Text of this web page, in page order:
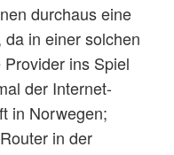
durchaus eine
in einer solchen
ins Spiel
der Internet-
in Norwegen;
in der